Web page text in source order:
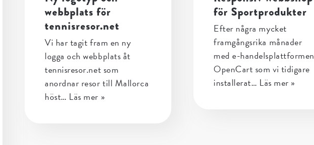
webbplats för
tennisresor.net
Vi har tagit fram en ny
logga och webbplats åt
tennisresor.net som
anordnar resor till Mallorca
höst… Läs mer »
för Sportprodukter
Efter några mycket
framgångsrika månader
med e-handelsplattformen
OpenCart som vi tidigare
installerat… Läs mer »